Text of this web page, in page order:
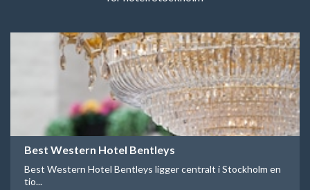
Best Western Hotel Bentleys
Best Western Hotel Bentleys ligger centralt i Stockholm en
tio...